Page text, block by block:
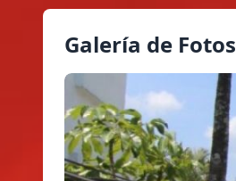
Galería de Fotos